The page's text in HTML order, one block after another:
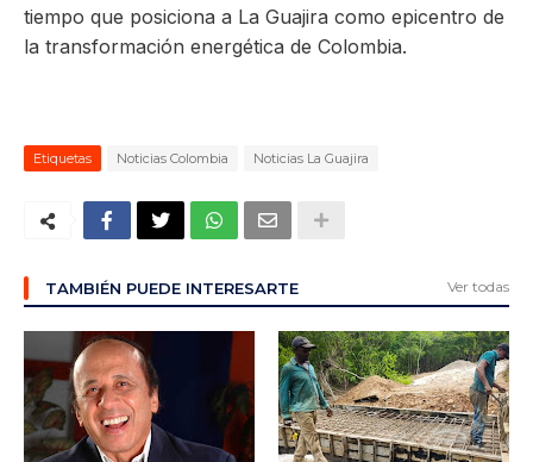
tiempo que posiciona a La Guajira como epicentro de
la transformación energética de Colombia.
Etiquetas Noticias Colombia Noticias La Guajira
TAMBIÉN PUEDE INTERESARTE Ver todas